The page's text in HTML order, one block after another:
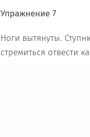
Упражнение 7
Ноги вытянуты.
стремиться отвести